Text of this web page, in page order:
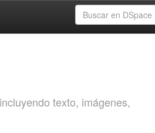
texto, imágenes,